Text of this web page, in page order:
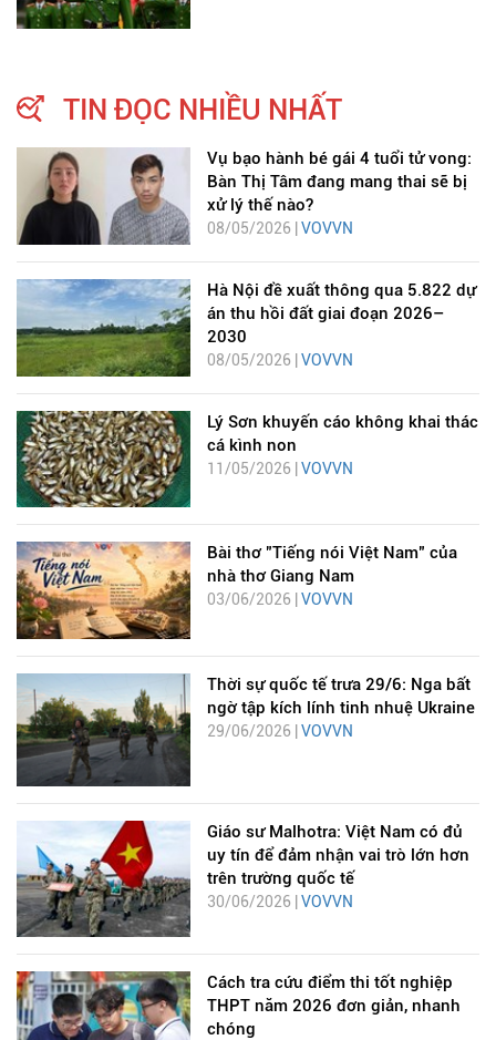
TIN ĐỌC NHIỀU NHẤT
Vụ bạo hành bé gái 4 tuổi tử vong:
Bàn Thị Tâm đang mang thai sẽ bị
xử lý thế nào?
08/05/2026 | VOVVN
Hà Nội đề xuất thông qua 5.822 dự
án thu hồi đất giai đoạn 2026–
2030
08/05/2026 | VOVVN
Lý Sơn khuyến cáo không khai thác
cá kình non
11/05/2026 |VOVVN
Bài thơ "Tiếng nói Việt Nam" của
nhà thơ Giang Nam
03/06/2026 | VOVVN
Thời sự quốc tế trưa 29/6: Nga bất
ngờ tập kích lính tinh nhuệ Ukraine
29/06/2026 | VOVVN
Giáo sư Malhotra: Việt Nam có đủ
uy tín để đảm nhận vai trò lớn hơn
trên trường quốc tế
30/06/2026 | VOVVN
Cách tra cứu điểm thi tốt nghiệp
THPT năm 2026 đơn giản, nhanh
chóng